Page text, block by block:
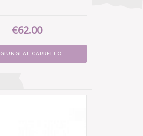
€62.00
AL CARRELLO